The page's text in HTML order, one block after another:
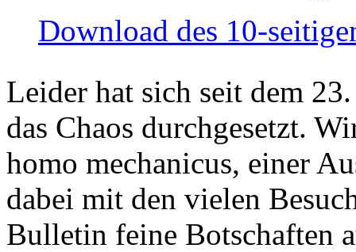
Download des 10-
Leider hat sich seit dem
das Chaos durchgesetzt.
homo mechanicus, einer
dabei mit den vielen
Bulletin feine Botschaften